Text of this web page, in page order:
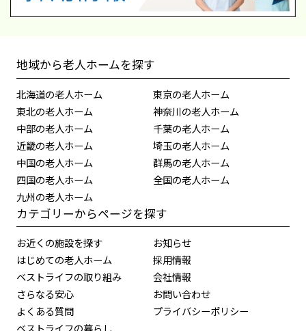
地域から老人ホームを探す
北海道の老人ホーム
東北の老人ホーム
中部の老人ホーム
近畿の老人ホーム
中国の老人ホーム
四国の老人ホーム
九州の老人ホーム
東京の老人ホーム
神奈川の老人ホーム
千葉の老人ホーム
埼玉の老人ホーム
群馬の老人ホーム
全国の老人ホーム
カテゴリーからページを探す
お近くの施設を探す
はじめての老人ホーム
ベストライフの取り組み
さらなる安心
よくある質問
ベストライフの暮らし
お知らせ
採用情報
会社情報
お問い合わせ
プライバシーポリシー